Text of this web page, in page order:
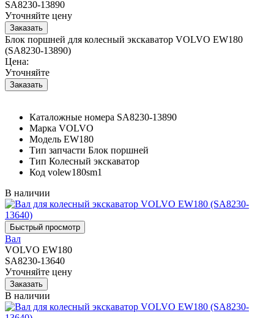
SA8230-13890
Уточняйте цену
Блок поршней для колесный экскаватор VOLVO EW180
(SA8230-13890)
Цена:
Уточняйте
Каталожные номера SA8230-13890
Марка VOLVO
Модель EW180
Тип запчасти Блок поршней
Тип Колесный экскаватор
Код volew180sm1
В наличии
Вал
VOLVO EW180
SA8230-13640
Уточняйте цену
В наличии